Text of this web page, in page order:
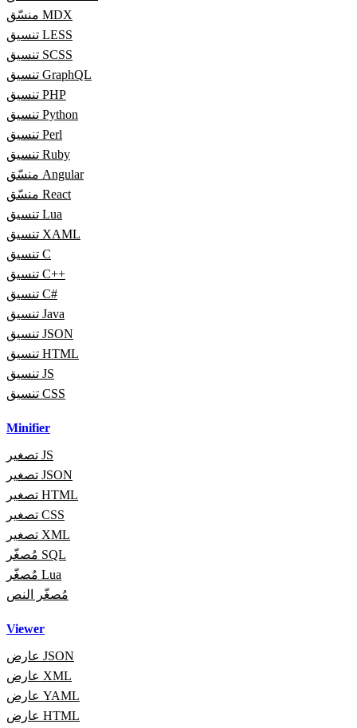
منسّق MDX
تنسيق LESS
تنسيق SCSS
تنسيق GraphQL
تنسيق PHP
تنسيق Python
تنسيق Perl
تنسيق Ruby
منسّق Angular
منسّق React
تنسيق Lua
تنسيق XAML
تنسيق C
تنسيق C++
تنسيق C#
تنسيق Java
تنسيق JSON
تنسيق HTML
تنسيق JS
تنسيق CSS
Minifier
تصغير JS
تصغير JSON
تصغير HTML
تصغير CSS
تصغير XML
مُصغّر SQL
مُصغّر Lua
مُصغّر النص
Viewer
عارض JSON
عارض XML
عارض YAML
عارض HTML